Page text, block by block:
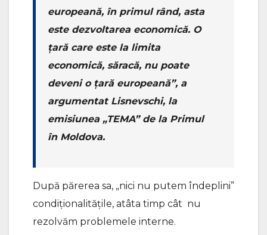
europeană, în primul rând, asta
este dezvoltarea economică. O
țară care este la limita
economică, săracă, nu poate
deveni o țară europeană”, a
argumentat Lisnevschi, la
emisiunea „TEMA” de la Primul
în Moldova.
După părerea sa, „nici nu putem îndeplini”
condiționalitățile, atâta timp cât nu
rezolvăm problemele interne.